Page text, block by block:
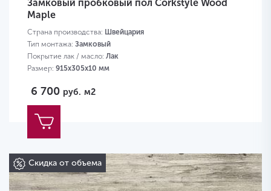
Замковый пробковый пол Corkstyle Wood
Maple
Страна производства: Швейцария
Тип монтажа: Замковый
Покрытие лак / масло: Лак
Размер: 915х305х10 мм
6 700 руб. м2
Скидка от объема